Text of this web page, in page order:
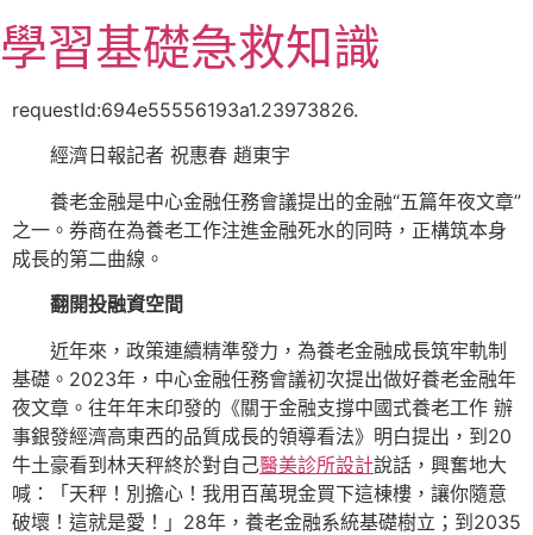
至
主
學習基礎急救知識
requestId:694e55556193a1.23973826.
經濟日報記者 祝惠春 趙東宇
養老金融是中心金融任務會議提出的金融“五篇年夜文章”
之一。券商在為養老工作注進金融死水的同時，正構筑本身
成長的第二曲線。
翻開投融資空間
近年來，政策連續精準發力，為養老金融成長筑牢軌制
基礎。2023年，中心金融任務會議初次提出做好養老金融年
夜文章。往年年末印發的《關于金融支撐中國式養老工作 辦
事銀發經濟高東西的品質成長的領導看法》明白提出，到20
牛土豪看到林天秤終於對自己醫美診所設計說話，興奮地大
喊：「天秤！別擔心！我用百萬現金買下這棟樓，讓你隨意
破壞！這就是愛！」28年，養老金融系統基礎樹立；到2035